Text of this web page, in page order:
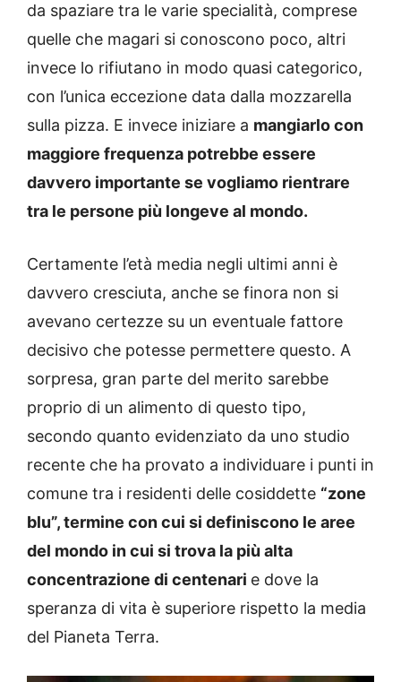
da spaziare tra le varie specialità, comprese
quelle che magari si conoscono poco, altri
invece lo rifiutano in modo quasi categorico,
con l’unica eccezione data dalla mozzarella
sulla pizza. E invece iniziare a mangiarlo con
maggiore frequenza potrebbe essere
davvero importante se vogliamo rientrare
tra le persone più longeve al mondo.
Certamente l’età media negli ultimi anni è
davvero cresciuta, anche se finora non si
avevano certezze su un eventuale fattore
decisivo che potesse permettere questo. A
sorpresa, gran parte del merito sarebbe
proprio di un alimento di questo tipo,
secondo quanto evidenziato da uno studio
recente che ha provato a individuare i punti in
comune tra i residenti delle cosiddette “zone
blu”, termine con cui si definiscono le aree
del mondo in cui si trova la più alta
concentrazione di centenari e dove la
speranza di vita è superiore rispetto la media
del Pianeta Terra.